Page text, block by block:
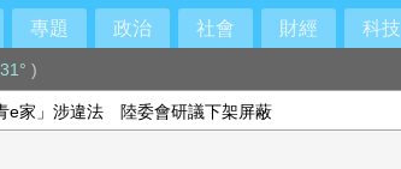
專題 政治 社會 財經 科技
31° )
e家」涉違法 陸委會研議下架屏蔽